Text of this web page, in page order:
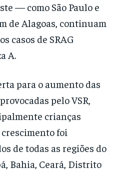
— como São Paulo e
de Alagoas, continuam
casos de SRAG
A.
para o aumento das
pelo VSR,
crianças
crescimento foi
de todas as regiões do
Bahia, Ceará, Distrito